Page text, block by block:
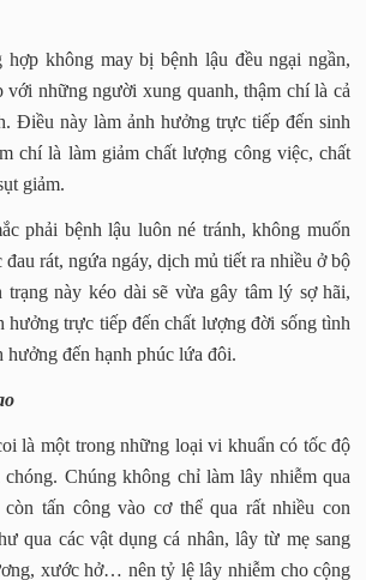
không may bị bệnh lậu đều ngại ngần,
với những người xung quanh, thậm chí là cả
Điều này làm ảnh hưởng trực tiếp đến sinh
chí là làm giảm chất lượng công việc, chất
giảm.
phải bệnh lậu luôn né tránh, không muốn
đau rát, ngứa ngáy, dịch mủ tiết ra nhiều ở bộ
trạng này kéo dài sẽ vừa gây tâm lý sợ hãi,
hưởng trực tiếp đến chất lượng đời sống tình
hưởng đến hạnh phúc lứa đôi.
là một trong những loại vi khuẩn có tốc độ
chóng. Chúng không chỉ làm lây nhiễm qua
tấn công vào cơ thể qua rất nhiều con
qua các vật dụng cá nhân, lây từ mẹ sang
xước hở… nên tỷ lệ lây nhiễm cho cộng